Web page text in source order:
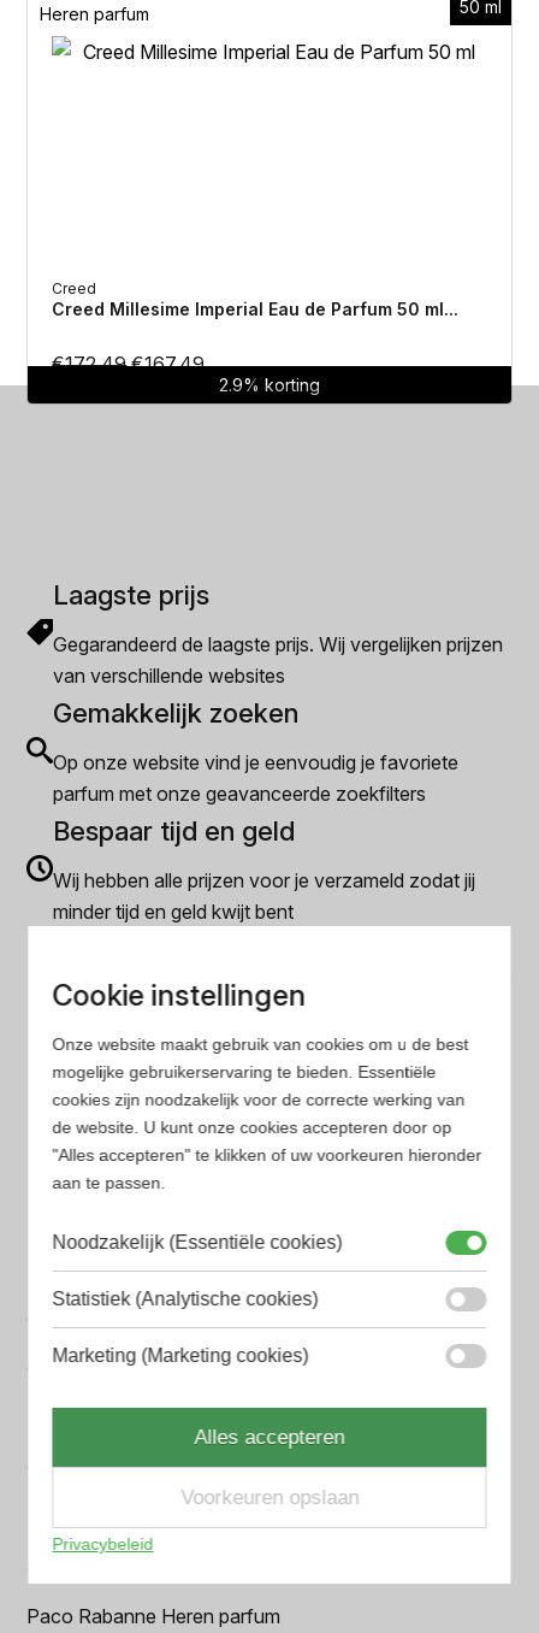
50 ml
Heren parfum
Creed
Creed Millesime Imperial Eau de Parfum 50 ml...
€172.49Oorspronkelijke
€167.49Huidige
prijs
2.9% korting
Laagste prijs
Gegarandeerd de laagste prijs. Wij vergelijken prijzen
van verschillende websites
Gemakkelijk zoeken
Op onze website vind je eenvoudig je favoriete
parfum met onze geavanceerde zoekfilters
Bespaar tijd en geld
Wij hebben alle prijzen voor je verzameld zodat jij
minder tijd en geld kwijt bent
Populaire herengeuren
Aramis Heren parfum
Armani Heren parfum
Azzaro Heren parfum
BVLGARI Heren parfum
Creed heren parfum
Geurpakket
Paco Rabanne Heren parfum
Cookie instellingen
Onze website maakt gebruik van cookies om u de best
mogelijke gebruikerservaring te bieden. Essentiële
cookies zijn noodzakelijk voor de correcte werking van
de website. U kunt onze cookies accepteren door op
"Alles accepteren" te klikken of uw voorkeuren hieronder
aan te passen.
Noodzakelijk (Essentiële cookies)
Statistiek (Analytische cookies)
Marketing (Marketing cookies)
Alles accepteren
Voorkeuren opslaan
Privacybeleid